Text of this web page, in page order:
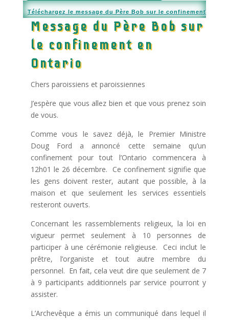
Téléchargez le message du Père Bob sur le confinement
Message du Père Bob sur
le confinement en
Ontario
Chers paroissiens et paroissiennes
J’espère que vous allez bien et que vous prenez soin
de vous.
Comme vous le savez déjà, le Premier Ministre
Doug Ford a annoncé cette semaine qu’un
confinement pour tout l’Ontario commencera à
12h01 le 26 décembre. Ce confinement signifie que
les gens doivent rester, autant que possible, à la
maison et que seulement les services essentiels
resteront ouverts.
Concernant les rassemblements religieux, la loi en
vigueur permet seulement à 10 personnes de
participer à une cérémonie religieuse. Ceci inclut le
prêtre, l’organiste et tout autre membre du
personnel. En fait, cela veut dire que seulement de 7
à 9 participants additionnels par service pourront y
assister.
L’Archevêque a émis un communiqué dans lequel il